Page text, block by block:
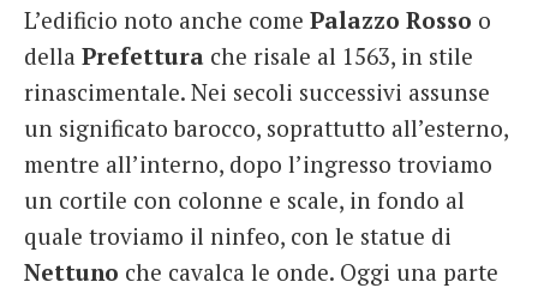
L’edificio noto anche come Palazzo Rosso o
della Prefettura che risale al 1563, in stile
rinascimentale. Nei secoli successivi assunse
un significato barocco, soprattutto all’esterno,
mentre all’interno, dopo l’ingresso troviamo
un cortile con colonne e scale, in fondo al
quale troviamo il ninfeo, con le statue di
Nettuno che cavalca le onde. Oggi una parte